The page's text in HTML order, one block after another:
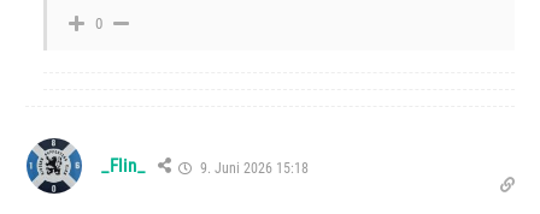
0
_Flin_ 9. Juni 2026 15:18